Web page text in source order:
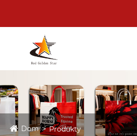
Dom
Produkty